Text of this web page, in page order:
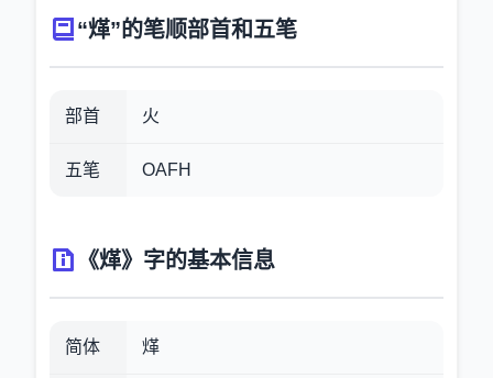
“煂”的笔顺部首和五笔
部首 火
五笔 OAFH
《煂》字的基本信息
简体 煂